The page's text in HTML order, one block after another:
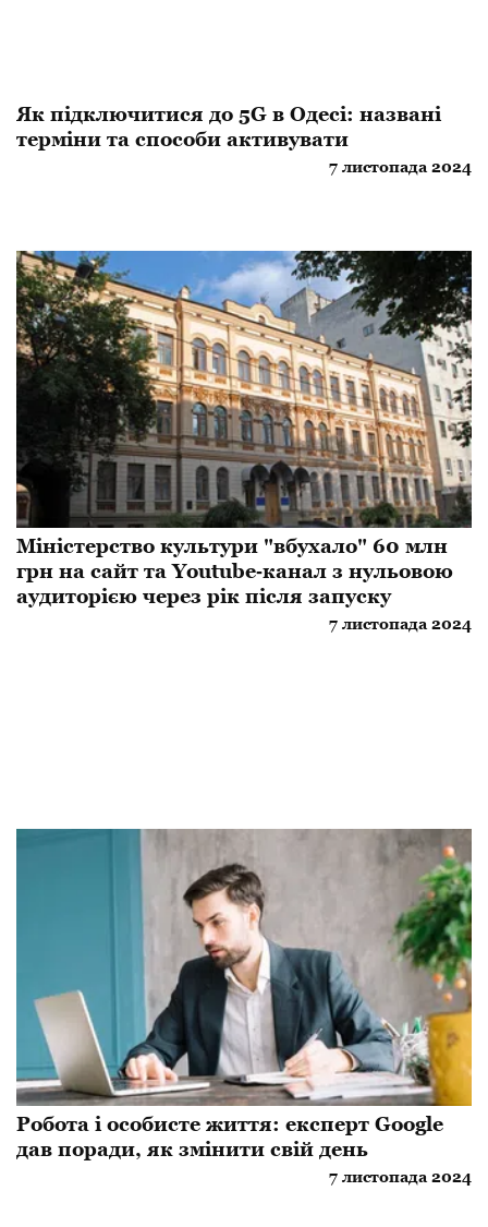
Як підключитися до 5G в Одесі: названі
терміни та способи активувати
7 листопада 2024
Міністерство культури "вбухало" 60 млн
грн на сайт та Youtube‐канал з нульовою
аудиторією через рік після запуску
7 листопада 2024
Робота і особисте життя: експерт Google
дав поради, як змінити свій день
7 листопада 2024